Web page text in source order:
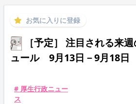
お気に入りに登録
［予定］ 注目される来
ュール 9月13日－9月18日
# 厚生行政ニュー
ス